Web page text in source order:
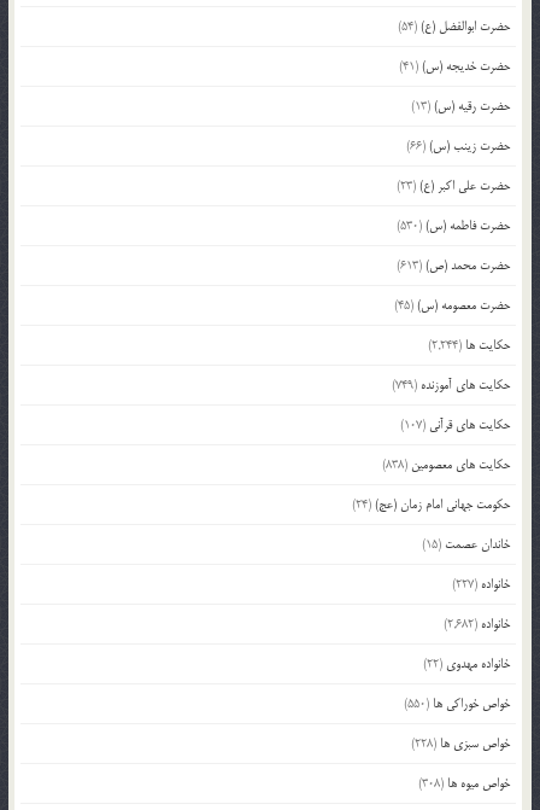
حضرت ابوالفضل (ع)(54)
حضرت خدیجه (س)(41)
حضرت رقیه (س)(13)
حضرت زینب (س)(66)
حضرت علی اکبر (ع)(23)
حضرت فاطمه (س)(530)
حضرت محمد (ص)(613)
حضرت معصومه (س)(45)
حکایت ها (2,244)
حکایت های آموزنده (749)
حکایت های قرآنی (107)
حکایت های معصومین (838)
حکومت جهانی امام زمان (عج)(24)
خاندان عصمت (15)
خانواده (227)
خانواده (2,682)
خانواده مهدوی (22)
خواص خوراکی ها (550)
خواص سبزی ها (228)
خواص میوه ها (308)